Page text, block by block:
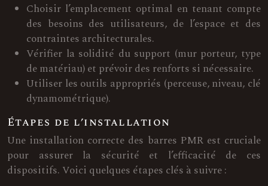
Choisir l’emplacement optimal en tenant compte
des besoins des utilisateurs, de l’espace et des
contraintes architecturales.
Vérifier la solidité du support (mur porteur, type
de matériau) et prévoir des renforts si nécessaire.
Utiliser les outils appropriés (perceuse, niveau, clé
dynamométrique).
Étapes de l’installation
Une installation correcte des barres PMR est cruciale
pour assurer la sécurité et l’efficacité de ces
dispositifs. Voici quelques étapes clés à suivre :